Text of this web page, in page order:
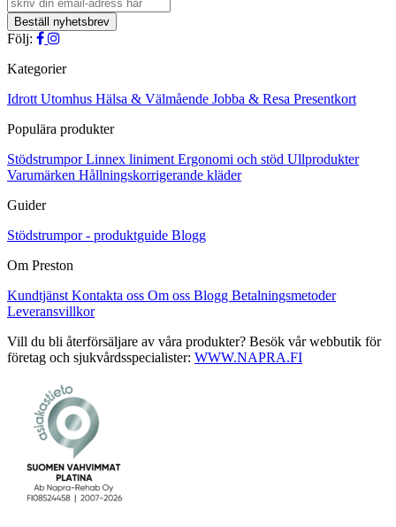
Följ:
Kategorier
Idrott Utomhus Hälsa & Välmående Jobba & Resa Presentkort
Populära produkter
StödstrumporLinnex liniment Ergonomi och stöd Ullprodukter
Varumärken Hållningskorrigerande kläder
Guider
Stödstrumpor - produktguide Blogg
Om Preston
Kundtjänst Kontakta oss Om oss Blogg Betalningsmetoder
Leveransvillkor
Vill du bli återförsäljare av våra produkter? Besök vår webbutik för
företag och sjukvårdsspecialister: WWW.NAPRA.FI